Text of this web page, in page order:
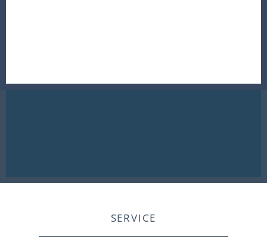
SERVICE